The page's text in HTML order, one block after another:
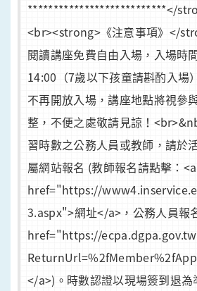
***************************</
<br><strong>《注意事項》</
閱讀講座免費自由入場，入場時
14:00（7歲以下孩童請斟酌入場
不再開放入場，講座地點將視參
整，不便之處敬請見諒！
習時數之公務人員或教師，請於
屬網站報名 (教師報名請點擊：<a
href="https://
3.aspx">網址</a>，公務人員報
href="https://
</a>)。時數認證以現場簽到退